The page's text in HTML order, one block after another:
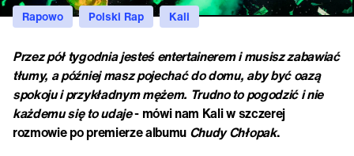
Rapowo Polski Rap Kali
Przez pół tygodnia jesteś entertainerem i musisz zabawiać
tłumy, a później masz pojechać do domu, aby być oazą
spokoju i przykładnym mężem. Trudno to pogodzić i nie
każdemu się to udaje- mówi nam Kali w szczerej
rozmowie po premierze albumu Chudy Chłopak.